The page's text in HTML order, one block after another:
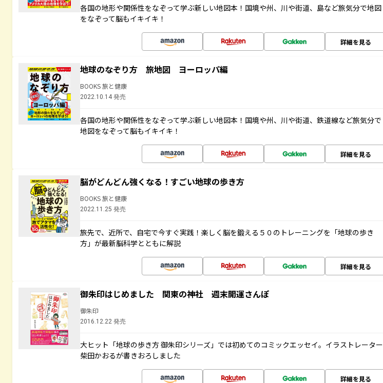
各国の地形や関係性をなぞって学ぶ新しい地図本！国境や州、川や街道、島など旅気分で地図
をなぞって脳もイキイキ！
詳細を見る
地球のなぞり方 旅地図 ヨーロッパ編
BOOKS 旅と健康
2022.10.14 発売
各国の地形や関係性をなぞって学ぶ新しい地図本！国境や州、川や街道、鉄道線など旅気分で
地図をなぞって脳もイキイキ！
詳細を見る
脳がどんどん強くなる！すごい地球の歩き方
BOOKS 旅と健康
2022.11.25 発売
旅先で、近所で、自宅で今すぐ実践！楽しく脳を鍛える５０のトレーニングを「地球の歩き
方」が最新脳科学とともに解説
詳細を見る
御朱印はじめました 関東の神社 週末開運さんぽ
御朱印
2016.12.22 発売
大ヒット「地球の歩き方 御朱印シリーズ」では初めてのコミックエッセイ。イラストレーター
柴田かおるが書きおろしました
詳細を見る